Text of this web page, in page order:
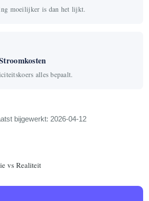
moeilijker is dan het lijkt.
alles bepaalt.
bijgewerkt: 2026-04-12
vs Realiteit